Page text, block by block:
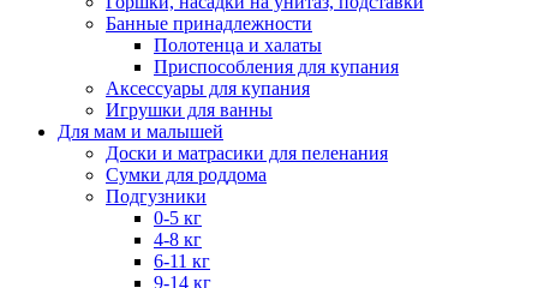
Банные принадлежности
Полотенца и халаты
Приспособления для купания
Аксессуары для купания
Игрушки для ванны
Для мам и малышей
Доски и матрасики для пеленания
Сумки для роддома
Подгузники
0-5 кг
4-8 кг
6-11 кг
9-14 кг